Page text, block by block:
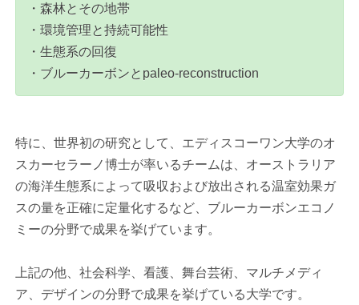
・森林とその地帯
・環境管理と持続可能性
・生態系の回復
・ブルーカーボンとpaleo-reconstruction
特に、世界初の研究として、エディスコーワン大学のオ
スカーセラーノ博士が率いるチームは、オーストラリア
の海洋生態系によって吸収および放出される温室効果ガ
スの量を正確に定量化するなど、ブルーカーボンエコノ
ミーの分野で成果を挙げています。
上記の他、社会科学、看護、舞台芸術、マルチメディ
ア、デザインの分野で成果を挙げている大学です。